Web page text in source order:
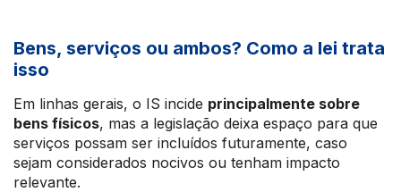
Bens, serviços ou ambos? Como a lei trata
isso
Em linhas gerais, o IS incide principalmente sobre
bens físicos, mas a legislação deixa espaço para que
serviços possam ser incluídos futuramente, caso
sejam considerados nocivos ou tenham impacto
relevante.